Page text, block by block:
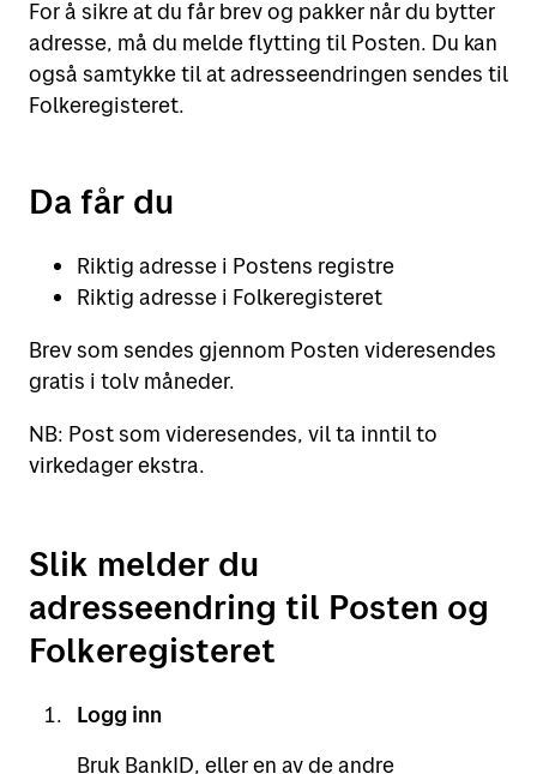
For å sikre at du får brev og pakker når du bytter
adresse, må du melde flytting til Posten. Du kan
også samtykke til at adresseendringen sendes til
Folkeregisteret.
Da får du
Riktig adresse i Postens registre
Riktig adresse i Folkeregisteret
Brev som sendes gjennom Posten videresendes
gratis i tolv måneder.
NB: Post som videresendes, vil ta inntil to
virkedager ekstra.
Slik melder du
adresseendring til Posten og
Folkeregisteret
Logg inn
Bruk BankID, eller en av de andre